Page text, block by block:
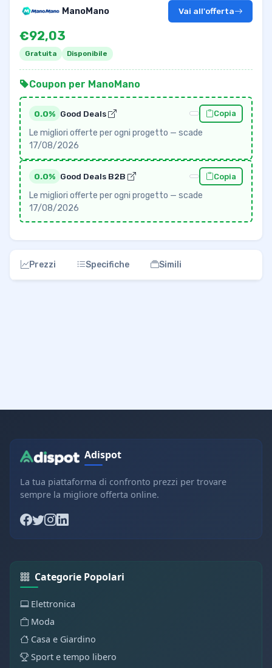
ManoMano
€92,03
Gratuita Disponibile
Vai all'offerta
Coupon per ManoMano
0.0% Good Deals Copia
Le migliori offerte per ogni progetto — scade
17/08/2026
0.0% Good Deals B2B Copia
Le migliori offerte per ogni progetto — scade
17/08/2026
Prezzi Specifiche Simili
Adispot
La tua piattaforma di confronto prezzi per trovare
sempre la migliore offerta online.
Categorie Popolari
Elettronica
Moda
Casa e Giardino
Sport e tempo libero